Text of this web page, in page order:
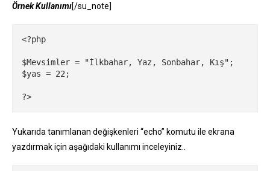
Örnek Kullanımı[/su_note]
<?php
$Mevsimler = "İlkbahar, Yaz, Sonbahar, Kış";
$yas = 22;
?>
Yukarıda tanımlanan değişkenleri “echo” komutu ile ekrana
yazdırmak için aşağıdaki kullanımı inceleyiniz..